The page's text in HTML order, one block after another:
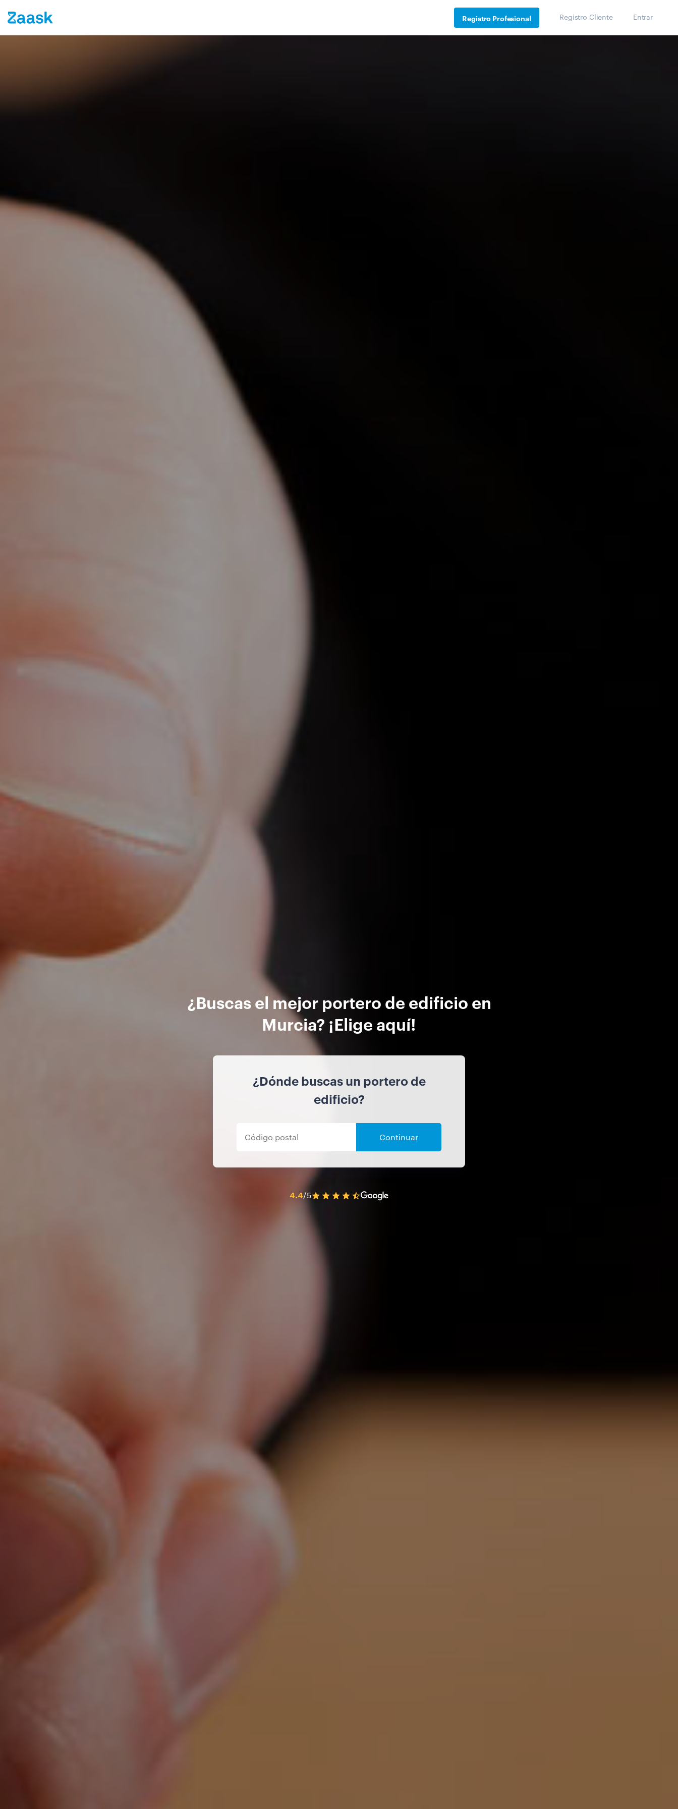
Registro Profesional Registro Cliente Entrar
¿Buscas el mejor portero de edificio en
Murcia? ¡Elige aquí!
¿Dónde buscas un portero de
edificio?
Continuar
4.4/5